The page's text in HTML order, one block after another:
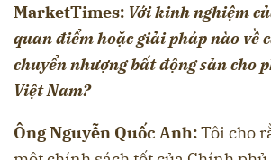
MarketTimes: Với kinh nghiệm
quan điểm hoặc giải pháp nào về
chuyển nhượng bất động sản cho
Việt Nam?
Ông Nguyễn Quốc Anh:Tôi cho